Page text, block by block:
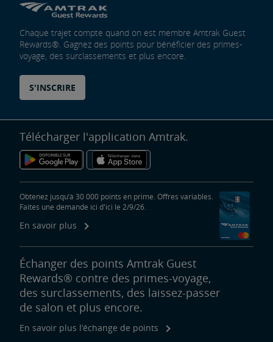
Chaque trajet compte quand on est membre Amtrak Guest
Rewards®. Gagnez des points pour bénéficier des primes-
voyage, des surclassements et plus encore.
S'INSCRIRE
Télécharger l'application Amtrak.
Obtenez jusqu’à 30 000 points en prime. Offres variables.
Faites une demande ici d'ici le 2/9/26.
En savoir plus
Échanger des points Amtrak Guest
Rewards® contre des primes-voyage,
des surclassements, des laissez-passer
de salon et plus encore.
En savoir plus l’échange de points